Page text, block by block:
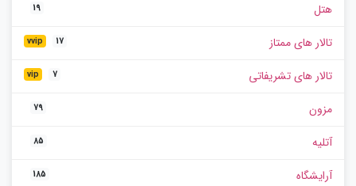
هتل 19
تالار های ممتاز vvip 17
تالار های تشریفاتی vip 7
مزون 79
آتلیه 85
آرایشگاه 185